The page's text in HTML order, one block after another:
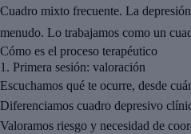
Cuadro mixto frecuente. La
menudo. Lo trabajamos como un
Cómo es el proceso terapéutico
1. Primera sesión: valoración
Escuchamos qué te ocurre, desde
Diferenciamos cuadro depresivo
Valoramos riesgo y necesidad de